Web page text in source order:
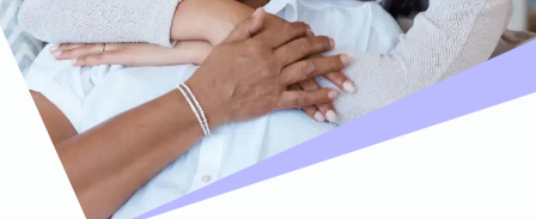
Wohnungsschutzbrief
Zur
Produktübersicht
Gewässerschadenhaftpflicht
Zur
Produktübersicht
Zur
Produktübersicht
Reisehaftpflichtversicherung
Reiserücktrittsversicherung
Zur
Zur
Produktübersicht
Zur
Produktübersicht
Zur
Produktübersicht
Montageversicherung
Produktübersicht
Gruppenunfall für
Betriebe
Gruppenunfall für
Vereine
Kunstversicherung
Ausstellungsversicherung
Valorenversicherung